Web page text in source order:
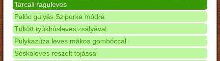
Tarcali raguleves
Palóc gulyás Sziporka módra
Töltött tyúkhúsleves zsályával
Pulykazúza leves mákos gombóccal
Sóskaleves reszelt tojással